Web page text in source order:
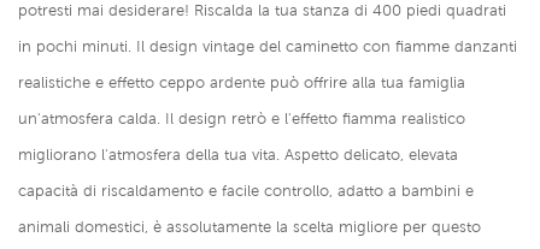
potresti mai desiderare! Riscalda la tua stanza di 400 piedi quadrati
in pochi minuti. Il design vintage del caminetto con fiamme danzanti
realistiche e effetto ceppo ardente può offrire alla tua famiglia
un'atmosfera calda. Il design retrò e l'effetto fiamma realistico
migliorano l'atmosfera della tua vita. Aspetto delicato, elevata
capacità di riscaldamento e facile controllo, adatto a bambini e
animali domestici, è assolutamente la scelta migliore per questo